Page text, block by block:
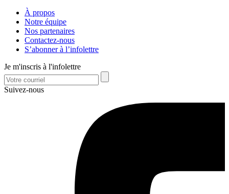
À propos
Notre équipe
Nos partenaires
Contactez-nous
S’abonner à l’infolettre
Je m'inscris à l'infolettre
Suivez-nous